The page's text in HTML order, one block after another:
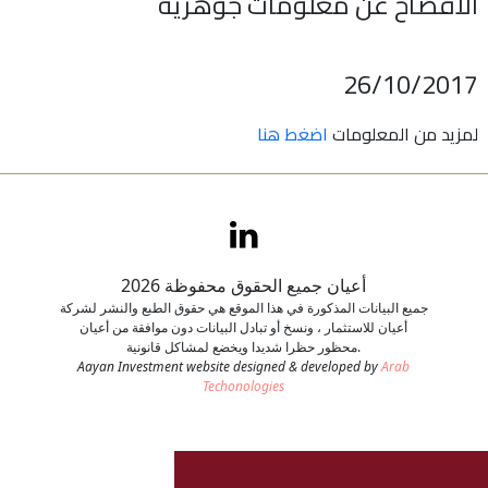
26/10/2017
لمزيد من المعلومات اضغط هنا
أعيان جميع الحقوق محفوظة 2026
جميع البيانات المذكورة في هذا الموقع هي حقوق الطبع والنشر لشركة
أعيان للاستثمار ، ونسخ أو تبادل البيانات دون موافقة من أعيان
محظور حظرا شديدا ويخضع لمشاكل قانونية.
Aayan Investment website designed & developed byArab
Techonologies
طلب وظيفة